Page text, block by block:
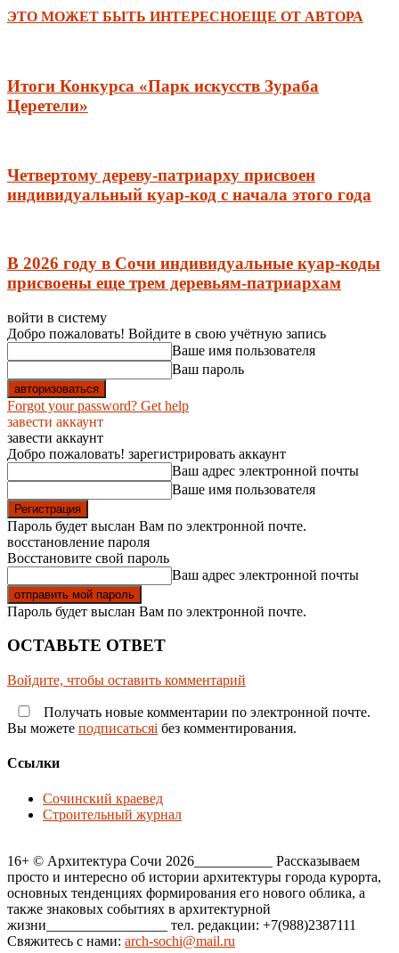
ЭТО МОЖЕТ БЫТЬ ИНТЕРЕСНОЕЩЕ ОТ АВТОРА
Итоги Конкурса «Парк искусств Зураба
Церетели»
Четвертому дереву-патриарху присвоен
индивидуальный куар-код с начала этого года
В 2026 году в Сочи индивидуальные куар-коды
присвоены еще трем деревьям-патриархам
войти в систему
Добро пожаловать! Войдите в свою учётную запись
Ваше имя пользователя
Ваш пароль
Forgot your password? Get help
завести аккаунт
завести аккаунт
Добро пожаловать! зарегистрировать аккаунт
Ваш адрес электронной почты
Ваше имя пользователя
Пароль будет выслан Вам по электронной почте.
восстановление пароля
Восстановите свой пароль
Ваш адрес электронной почты
Пароль будет выслан Вам по электронной почте.
ОСТАВЬТЕ ОТВЕТ
Войдите, чтобы оставить комментарий
Получать новые комментарии по электронной почте.
Вы можете подписатьсяi без комментирования.
Ссылки
Сочинский краевед
Строительный журнал
16+ © Архитектура Сочи 2026___________ Рассказываем
просто и интересно об истории архитектуры города курорта,
основных тенденциях формирования его нового облика, а
также знаковых событиях в архитектурной
жизни_________________ тел. редакции: +7(988)2387111
Свяжитесь с нами: arch-sochi@mail.ru